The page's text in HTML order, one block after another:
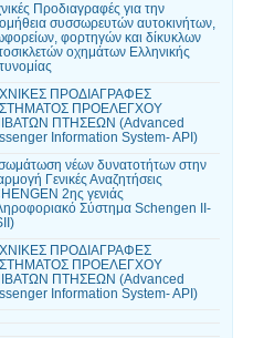
Προδιαγραφές για την
συσσωρευτών αυτοκινήτων,
φορτηγών και δίκυκλων
οχημάτων Ελληνικής
ΠΡΟΔΙΑΓΡΑΦΕΣ
ΠΡΟΕΛΕΓΧΟΥ
ΠΤΗΣΕΩΝ (Advanced
Information System- API)
νέων δυνατοτήτων στην
Γενικές Αναζητήσεις
2ης γενιάς
Σύστημα Schengen II-
ΠΡΟΔΙΑΓΡΑΦΕΣ
ΠΡΟΕΛΕΓΧΟΥ
ΠΤΗΣΕΩΝ (Advanced
Information System- API)